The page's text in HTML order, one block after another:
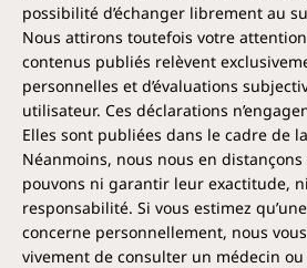
possibilité d’échanger librement au
Nous attirons toutefois votre
contenus publiés relèvent
personnelles et d’évaluations
utilisateur. Ces déclarations
Elles sont publiées dans le cadre de
Néanmoins, nous nous en
pouvons ni garantir leur exactitude,
responsabilité. Si vous estimez
concerne personnellement, nous
vivement de consulter un médecin